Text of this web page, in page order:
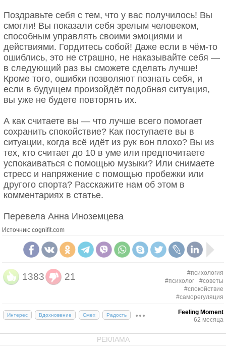
Поздравьте себя с тем, что у вас получилось! Вы
смогли! Вы показали себя зрелым человеком,
способным управлять своими эмоциями и
действиями. Гордитесь собой! Даже если в чём-то
ошиблись, это не страшно, не наказывайте себя —
в следующий раз вы сможете сделать лучше!
Кроме того, ошибки позволяют познать себя, и
если в будущем произойдёт подобная ситуация,
вы уже не будете повторять их.
А как считаете вы — что лучше всего помогает
сохранить спокойствие? Как поступаете вы в
ситуации, когда всё идёт из рук вон плохо? Вы из
тех, кто считает до 10 в уме или предпочитаете
успокаиваться с помощью музыки? Или снимаете
стресс и напряжение с помощью пробежки или
другого спорта? Расскажите нам об этом в
комментариях в статье.
Перевела Анна Иноземцева
Источник: cognifit.com
1383 21
#психология
#психолог
#советы
#спокойствие
#саморегуляция
Интерес Вдохновение Смех Радость
Feeling Moment
62 месяца
РЕКЛАМА